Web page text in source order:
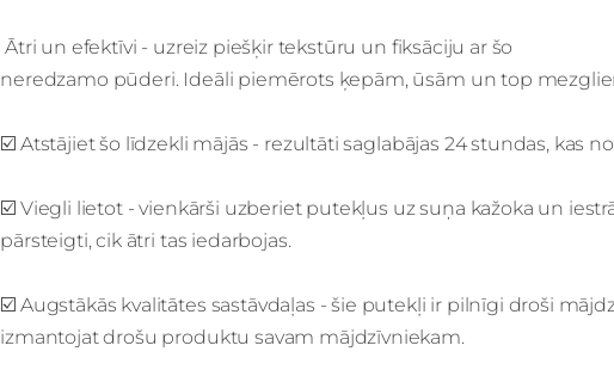
Ātri un efektīvi - uzreiz piešķir tekstūru un fiksāciju ar šo
neredzamo pūderi. Ideāli piemērots ķepām, ūsām un top
☑️ Atstājiet šo līdzekli mājās - rezultāti saglabājas 24 stundas, kas
☑️ Viegli lietot - vienkārši uzberiet putekļus uz suņa kažoka un
pārsteigti, cik ātri tas iedarbojas.
☑️ Augstākās kvalitātes sastāvdaļas - šie putekļi ir pilnīgi droši
izmantojat drošu produktu savam mājdzīvniekam.